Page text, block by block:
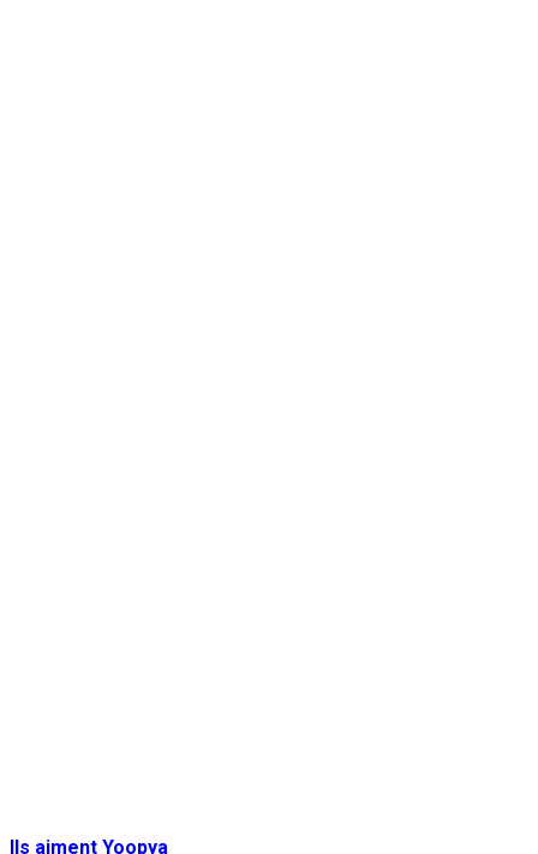
Ils aiment Yoopya